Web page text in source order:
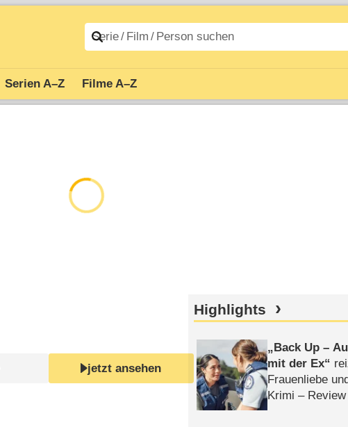
Serien A–Z Filme A–Z
jetzt ansehen
Highlights
Back Up –
mit der Ex
Frauenliebe
Krimi – Review